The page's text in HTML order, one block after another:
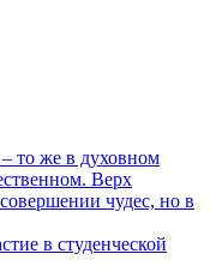
то же в духовном
Верх
чудес, но в
в студенческой